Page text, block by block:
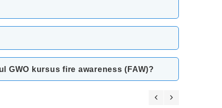
kursus fire awareness (FAW)?